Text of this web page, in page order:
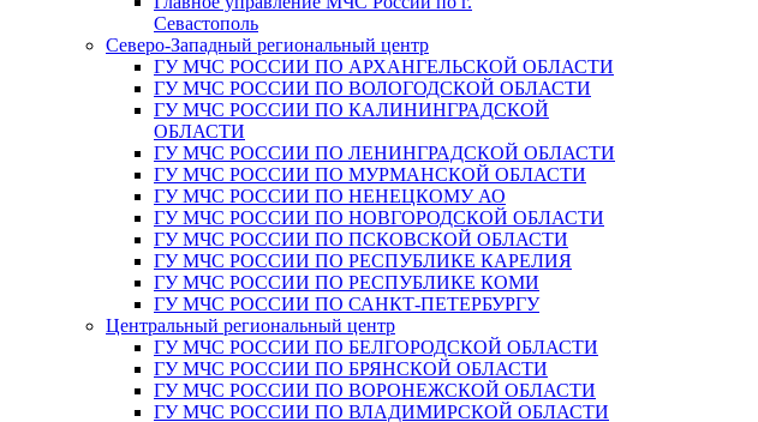
Севастополь
Северо-Западный региональный центр
ГУ МЧС РОССИИ ПО АРХАНГЕЛЬСКОЙ ОБЛАСТИ
ГУ МЧС РОССИИ ПО ВОЛОГОДСКОЙ ОБЛАСТИ
ГУ МЧС РОССИИ ПО КАЛИНИНГРАДСКОЙ
ОБЛАСТИ
ГУ МЧС РОССИИ ПО ЛЕНИНГРАДСКОЙ ОБЛАСТИ
ГУ МЧС РОССИИ ПО МУРМАНСКОЙ ОБЛАСТИ
ГУ МЧС РОССИИ ПО НЕНЕЦКОМУ АО
ГУ МЧС РОССИИ ПО НОВГОРОДСКОЙ ОБЛАСТИ
ГУ МЧС РОССИИ ПО ПСКОВСКОЙ ОБЛАСТИ
ГУ МЧС РОССИИ ПО РЕСПУБЛИКЕ КАРЕЛИЯ
ГУ МЧС РОССИИ ПО РЕСПУБЛИКЕ КОМИ
ГУ МЧС РОССИИ ПО САНКТ-ПЕТЕРБУРГУ
Центральный региональный центр
ГУ МЧС РОССИИ ПО БЕЛГОРОДСКОЙ ОБЛАСТИ
ГУ МЧС РОССИИ ПО БРЯНСКОЙ ОБЛАСТИ
ГУ МЧС РОССИИ ПО ВОРОНЕЖСКОЙ ОБЛАСТИ
ГУ МЧС РОССИИ ПО ВЛАДИМИРСКОЙ ОБЛАСТИ